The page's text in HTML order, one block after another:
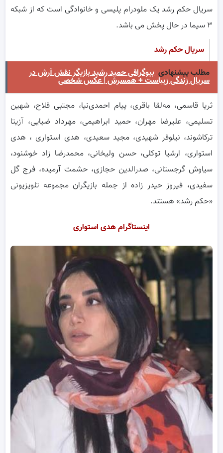
سریال حکم رشد یک ملودرام پلیسی و خانوادگی است که از شبکه
۳ سیما در حال پخش می باشد.
سریال حکم رشد
مطلب پیشنهادی بیوگرافی حمید رشید بازیگر نقش آرش در
سریال زندگی زیباست + همسرش | عکس شخصی
ثریا قاسمی، مه‌لقا باقری، پیام احمدی‌نیا، مجتبی فلاح، شهین
تسلیمی، علیرضا مهران، حمید ابراهیمی، مهرداد ضیایی، آزیتا
ترکاشوند، نیلوفر شهیدی، مجید سعیدی، هدی استواری ، هدی
استواری، ارشیا توکلی، حسن ولیخانی، محمدرضا زاد خوشنود،
سیاوش گرجستانی، صدرالدین حجازی، حشمت آرمیده، فرج گل
سفیدی، فیروز حیدر زاده از جمله بازیگران مجموعه تلویزیونی
«حکم رشد» هستند.
اینستاگرام هدی استواری